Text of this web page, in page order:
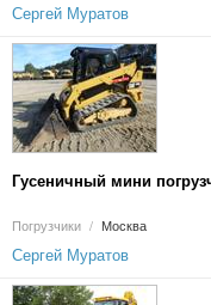
Сергей Муратов
Гусеничный мини
Погрузчики / Москва
Сергей Муратов